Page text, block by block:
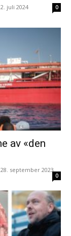
2. juli 2024 0
av «den
28. september 2023
0